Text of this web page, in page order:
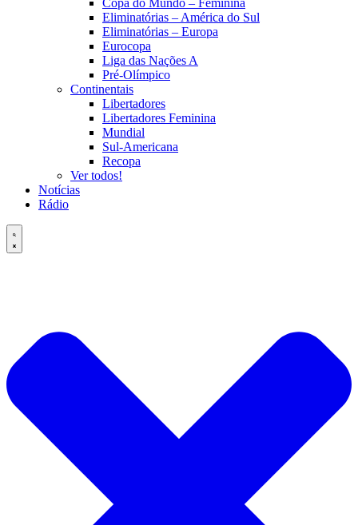
Eliminatórias – América do Sul
Eliminatórias – Europa
Eurocopa
Liga das Nações A
Pré-Olímpico
Continentais
Libertadores
Libertadores Feminina
Mundial
Sul-Americana
Recopa
Ver todos!
Notícias
Rádio